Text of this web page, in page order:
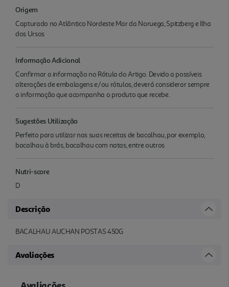
Origem
Capturado no Atlântico Nordeste Mar da Noruega, Spitzberg e Ilha
dos Ursos
Informação Adicional
Confirmar a informação no Rótulo do Artigo. Devido a possíveis
alterações de embalagens e/ou rótulos, deverá considerar sempre
a informação que acompanha o produto que recebe.
Sugestões Utilização
Perfeito para utilizar nas suas receitas de bacalhau, por exemplo,
bacalhau à brás, bacalhau com natas, entre outros
Nutri-score
D
Descrição
BACALHAU AUCHAN POSTAS 450G
Avaliações